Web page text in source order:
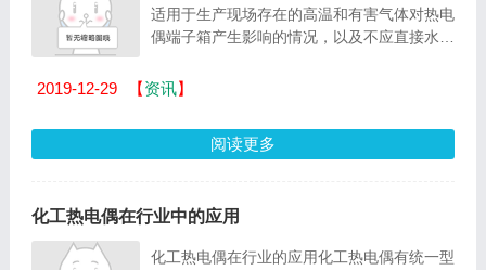
适用于生产现场存在的高温和有害气体对热电
偶端子箱产生影响的情况，以及不应直接水平
出...
2019-12-29 【资讯】
阅读更多
化工热电偶在行业中的应用
化工热电偶在行业的应用化工热电偶有统一型